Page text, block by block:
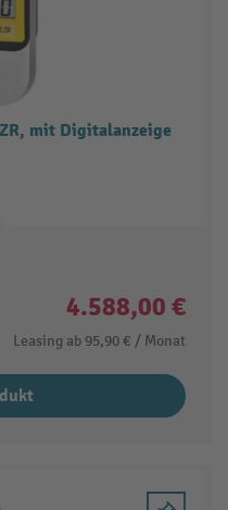
mit Digitalanzeige
4.588,00 €
Leasing ab 95,90 € / Monat